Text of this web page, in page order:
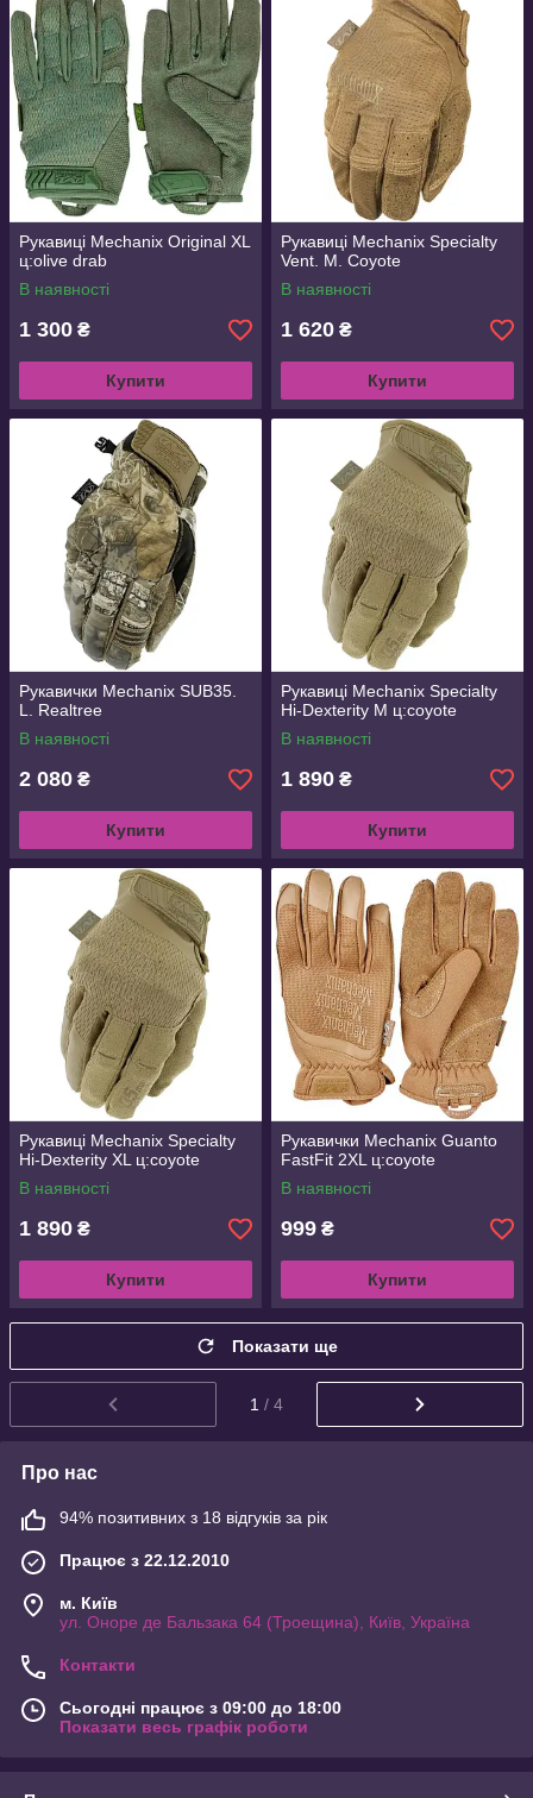
Рукавиці Mechanix Original XL
ц:olive drab
В наявності
1 300 ₴
Купити
Рукавиці Mechanix Specialty
Vent. M. Coyote
В наявності
1 620 ₴
Купити
Рукавички Mechanix SUB35.
L. Realtree
В наявності
2 080 ₴
Купити
Рукавиці Mechanix Specialty
Hi-Dexterity M ц:coyote
В наявності
1 890 ₴
Купити
Рукавиці Mechanix Specialty
Hi-Dexterity XL ц:coyote
В наявності
1 890 ₴
Купити
Рукавички Mechanix Guanto
FastFit 2XL ц:coyote
В наявності
999 ₴
Купити
Показати ще
1 / 4
Про нас
94% позитивних з 18 відгуків за рік
Працює з 22.12.2010
м. Київ
ул. Оноре де Бальзака 64 (Троещина), Київ, Україна
Контакти
Сьогодні працює з 09:00 до 18:00
Показати весь графік роботи